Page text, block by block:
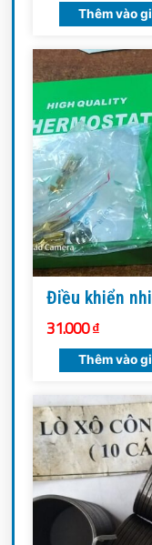
Thêm vào
Điều khiển
31.000₫
Thêm vào